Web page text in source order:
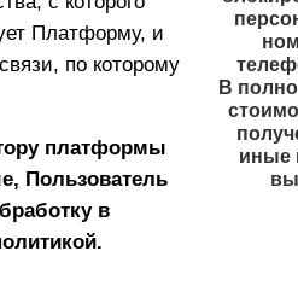
В
иные
Платформу, и
по которому
платформы
Пользователь
в